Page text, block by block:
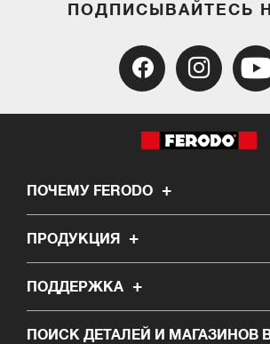
ПОДПИСЫВАЙТЕСЬ
ПОЧЕМУ FERODO
ПРОДУКЦИЯ
ПОДДЕРЖКА
ПОИСК ДЕТАЛЕЙ И МАГАЗИНОВ В